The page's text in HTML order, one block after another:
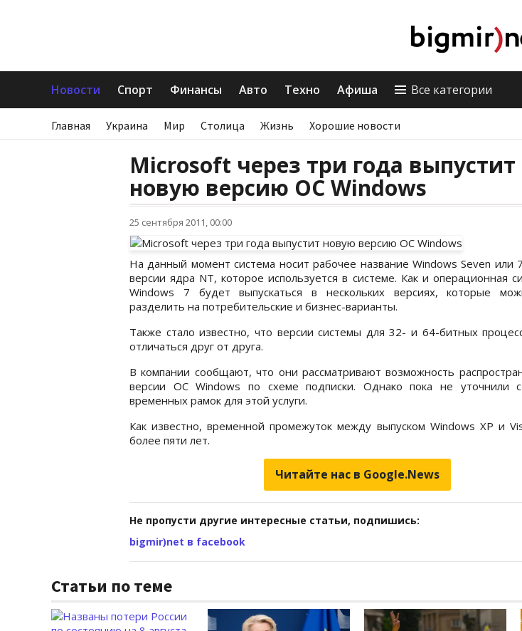
Новости Спорт Финансы Авто Техно Афиша Все категории
Главная Украина Мир Столица Жизнь Хорошие новости
Microsoft через три года выпустит
новую версию ОС Windows
25 сентября 2011, 00:00
На данный момент система носит рабочее название Windows Seven или
версии ядра NT, которое используется в системе. Как и операционная
Windows 7 будет выпускаться в нескольких версиях, которые
разделить на потребительские и бизнес-варианты.
Также стало известно, что версии системы для 32- и 64-битных
отличаться друг от друга.
В компании сообщают, что они рассматривают возможность
версии ОС Windows по схеме подписки. Однако пока не уточнили
временных рамок для этой услуги.
Как известно, временной промежуток между выпуском Windows XP и
более пяти лет.
Читайте нас в Google.News
Не пропусти другие интересные статьи, подпишись:
bigmir)net в facebook
Статьи по теме